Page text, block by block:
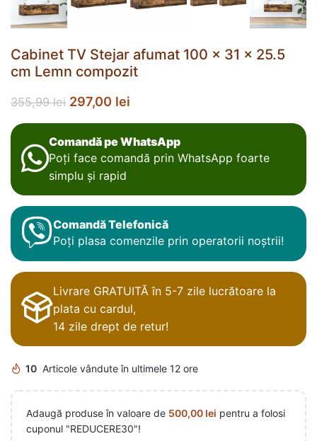
Cabinet TV Stejar afumat 100 x 31 x 25.5
cm Lemn compozit
355,99lei 297,00 lei
Comandă pe WhatsApp
Poți face comandă prin WhatsApp foarte
simplu și rapid
Comandă Telefonică
Poți plasa comenzile prin operatorii noștrii!
Livrare GRATUITĂ în 5-7 zile lucrătoare la
plata cu cardul,
14 zile drept de retur!
10 Articole vândute în ultimele 12 ore
Adaugă produse în valoare de 500,00 lei pentru a folosi
cuponul "REDUCERE30"!